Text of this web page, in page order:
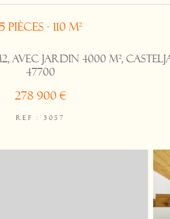
pièces - 110 m²
avec jardin 4000 m²,
47700
278 900 €
REF : 3057